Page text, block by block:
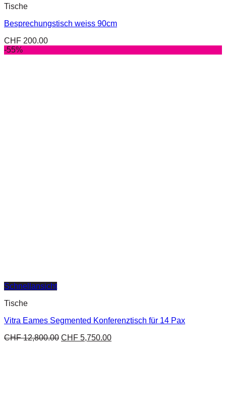
Tische
Besprechungstisch weiss 90cm
CHF 200.00
-55%
Schnellansicht
Tische
Vitra Eames Segmented Konferenztisch für 14 Pax
CHF12,800.00 CHF 5,750.00